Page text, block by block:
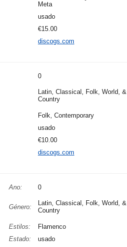
Meta
usado
€15.00
discogs.com
0
Latin, Classical, Folk, World, &
Country
Folk, Contemporary
usado
€10.00
discogs.com
Ano: 0
Género:
Latin, Classical, Folk, World, &
Country
Estilos:
Flamenco
Estado:
usado